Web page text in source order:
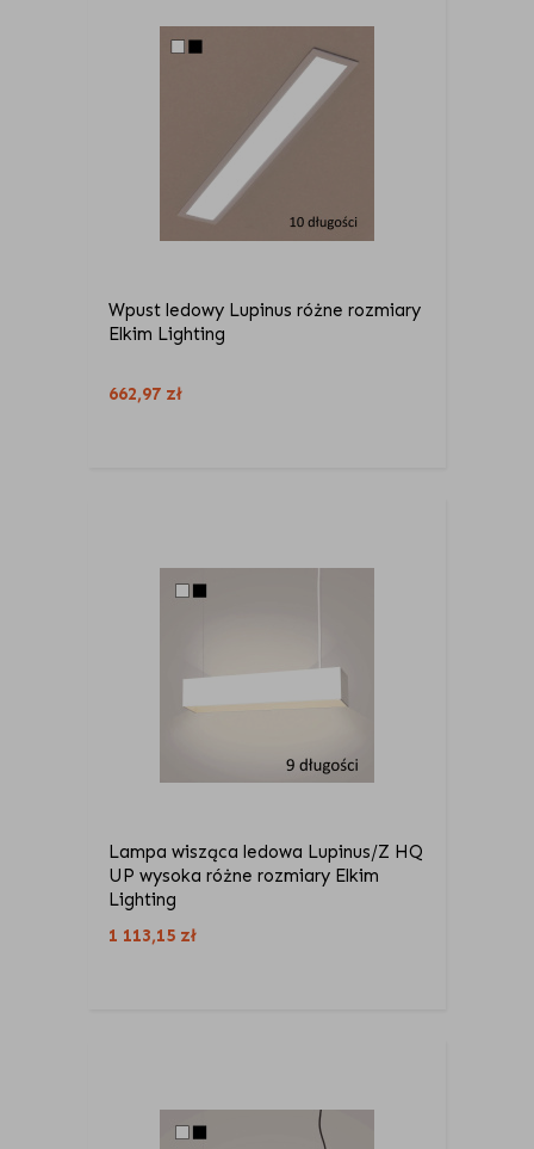
Wpust ledowy Lupinus różne rozmiary
Elkim Lighting
662,97 zł
Lampa wisząca ledowa Lupinus/Z HQ
UP wysoka różne rozmiary Elkim
Lighting
1 113,15 zł